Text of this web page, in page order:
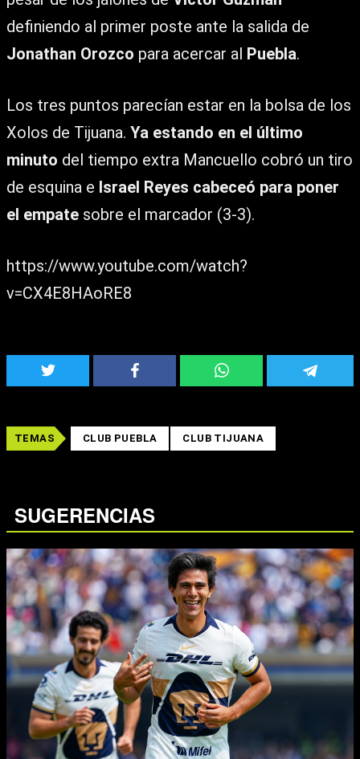
definiendo al primer poste ante la salida de
Jonathan Orozco para acercar al Puebla.
Los tres puntos parecían estar en la bolsa de los
Xolos de Tijuana. Ya estando en el último
minuto del tiempo extra Mancuello cobró un tiro
de esquina e Israel Reyes cabeceó para poner
el empate sobre el marcador (3-3).
https://www.youtube.com/watch?
v=CX4E8HAoRE8
TEMAS CLUB PUEBLA CLUB TIJUANA
SUGERENCIAS